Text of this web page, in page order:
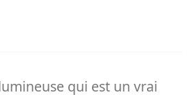
qui est un vrai